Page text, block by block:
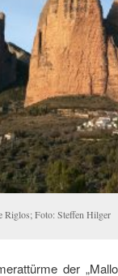
Riglos; Foto: Steffen Hilger
der